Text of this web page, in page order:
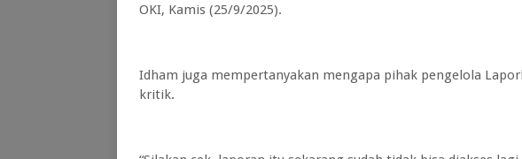
OKI, Kamis (25/9/2025).
Idham juga mempertanyakan mengapa pihak pengelola
kritik.